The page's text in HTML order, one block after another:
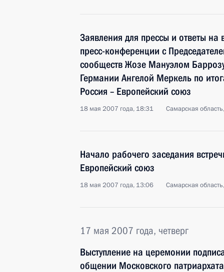
Заявления для прессы и ответы на
пресс-конференции с
сообществ Жозе Мануэлом
Германии Ангелой Меркель по
Россия – Европейский союз
18 мая 2007 года, 18:31 Самарская
Начало рабочего заседания
Европейский союз
18 мая 2007 года, 13:06 Самарская
17 мая 2007 года, четверг
Выступление на церемонии
общении Московского